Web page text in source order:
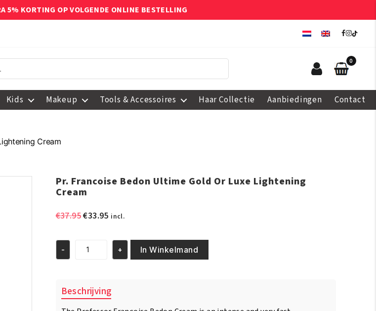
5% KORTING OP VOLGENDE ONLINE BESTELLING
0
Kids Makeup Tools & Accessoires Haar Collectie Aanbiedingen Contact
Cream
Pr. Francoise Bedon Ultime Gold Or Luxe Lightening
Cream
€37.95Oorspronkelijke
€37.95.
€33.95Huidige
is:
€33.95.
incl.
Pr.
Gold
- + In Winkelmand
Beschrijving